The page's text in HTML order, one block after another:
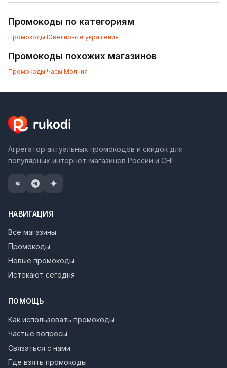
Промокоды по категориям
Промокоды Ювелирные украшения
Промокоды похожих магазинов
Промокоды Часы Молния
Агрегатор актуальных промокодов и скидок для
популярных интернет-магазинов России и СНГ.
НАВИГАЦИЯ
Все магазины
Промокоды
Новые промокоды
Истекают сегодня
ПОМОЩЬ
Как использовать промокоды
Частые вопросы
Связаться с нами
Где взять промокоды